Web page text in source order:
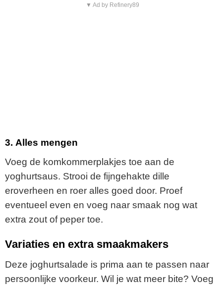
▼ Ad by Refinery89
3. Alles mengen
Voeg de komkommerplakjes toe aan de
yoghurtsaus. Strooi de fijngehakte dille
eroverheen en roer alles goed door. Proef
eventueel even en voeg naar smaak nog wat
extra zout of peper toe.
Variaties en extra smaakmakers
Deze joghurtsalade is prima aan te passen naar
persoonlijke voorkeur. Wil je wat meer bite? Voeg